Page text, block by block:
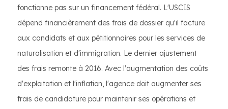
fonctionne pas sur un financement fédéral. L'USCIS
dépend financièrement des frais de dossier qu'il facture
aux candidats et aux pétitionnaires pour les services de
naturalisation et d'immigration. Le dernier ajustement
des frais remonte à 2016. Avec l'augmentation des coûts
d'exploitation et l'inflation, l'agence doit augmenter ses
frais de candidature pour maintenir ses opérations et